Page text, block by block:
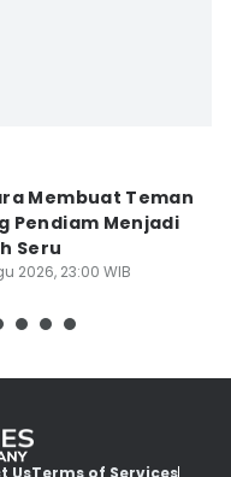
Membuat Teman
Pendiam Menjadi
Seru
2026, 23:00 WIB
UsTerms of Services